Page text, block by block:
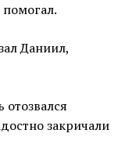
помогал.
Даниил,
отозвался
закричали